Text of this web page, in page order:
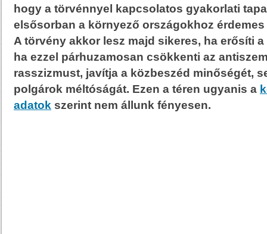
hogy a törvénnyel kapcsolatos gyakorlati
elsősorban a környező országokhoz
A törvény akkor lesz majd sikeres, ha erősíti
ha ezzel párhuzamosan csökkenti az
rasszizmust, javítja a közbeszéd minőségét,
polgárok méltóságát. Ezen a téren ugyanis a
adatok szerint nem állunk fényesen.